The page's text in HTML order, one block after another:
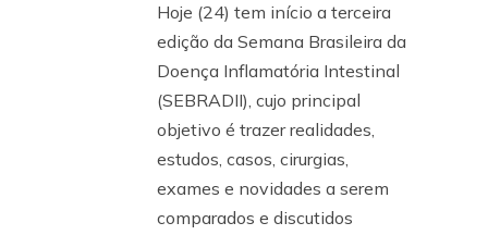
Hoje (24) tem início a terceira
edição da Semana Brasileira da
Doença Inflamatória Intestinal
(SEBRADII), cujo principal
objetivo é trazer realidades,
estudos, casos, cirurgias,
exames e novidades a serem
comparados e discutidos